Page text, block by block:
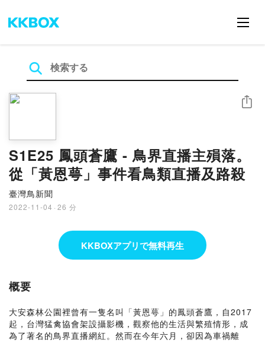
S1E25 鳳頭蒼鷹 - 鳥界直播主殞落。
從「黃恩萼」事件看鳥類直播及路殺
臺灣鳥新聞
2022-11-04 · 26 分
シェア
KKBOXアプリで無料再生
概要
大安森林公園裡曾有一隻名叫「黃恩萼」的鳳頭蒼鷹，自2017
起，台灣猛禽協會架設攝影機，觀察他的生活與繁殖情形，成
為了著名的鳥界直播網紅。然而在今年六月，卻因為車禍離